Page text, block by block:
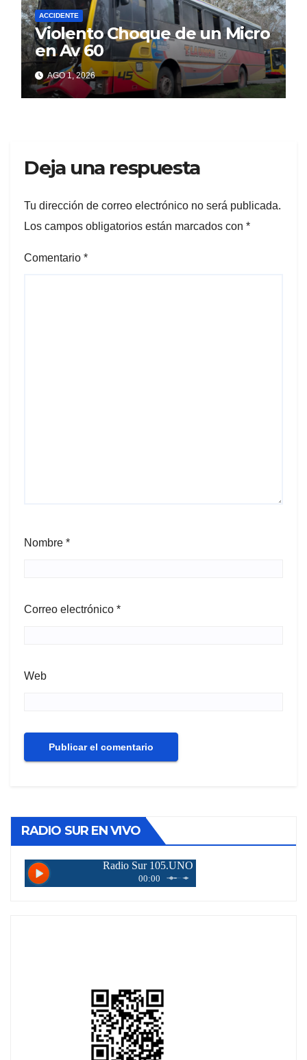
ACCIDENTE
Violento Choque de un Micro
en Av 60
AGO 1, 2026
Deja una respuesta
Tu dirección de correo electrónico no será publicada.
Los campos obligatorios están marcados con *
Comentario *
Nombre *
Correo electrónico *
Web
RADIO SUR EN VIVO